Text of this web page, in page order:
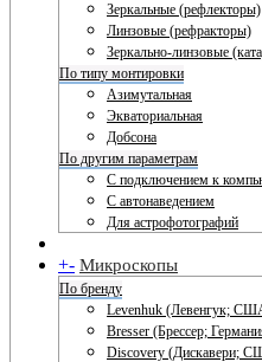
Зеркальные (рефлекторы)
Линзовые (рефракторы)
Зеркально-линзовые
По типу монтировки
Азимутальная
Экваториальная
Добсона
По другим параметрам
С подключением к
С автонаведением
Для астрофотографий
+- Микроскопы
По бренду
Levenhuk (Левенгук;
Bresser (Брессер;
Discovery (Дискавери;